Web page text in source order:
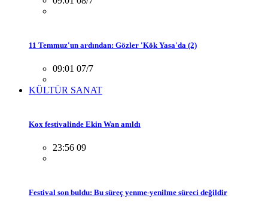
11 Temmuz'un ardından: Gözler 'Kök Yasa'da (2)
09:01 07/7
KÜLTÜR SANAT
Kox festivalinde Ekin Wan anıldı
23:56 09
Festival son buldu: Bu süreç yenme-yenilme süreci değildir